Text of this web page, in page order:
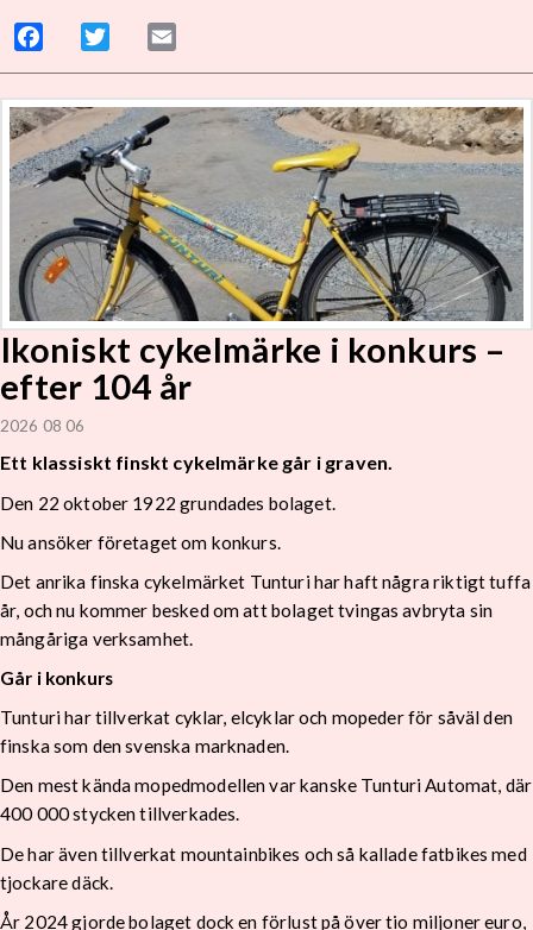
Facebook Twitter
Ikoniskt cykelmärke i konkurs –
efter 104 år
2026 08 06
Ett klassiskt finskt cykelmärke går i graven.
Den 22 oktober 1922 grundades bolaget.
Nu ansöker företaget om konkurs.
Det anrika finska cykelmärket Tunturi har haft några riktigt tuffa
år, och nu kommer besked om att bolaget tvingas avbryta sin
mångåriga verksamhet.
Går i konkurs
Tunturi har tillverkat cyklar, elcyklar och mopeder för såväl den
finska som den svenska marknaden.
Den mest kända mopedmodellen var kanske Tunturi Automat, där
400 000 stycken tillverkades.
De har även tillverkat mountainbikes och så kallade fatbikes med
tjockare däck.
År 2024 gjorde bolaget dock en förlust på över tio miljoner euro,